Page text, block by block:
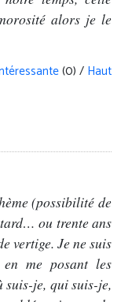
alors je le
(0) / Haut
(possibilité de
ou trente ans
vertige. Je ne suis
me posant les
suis-je, qui suis-je,